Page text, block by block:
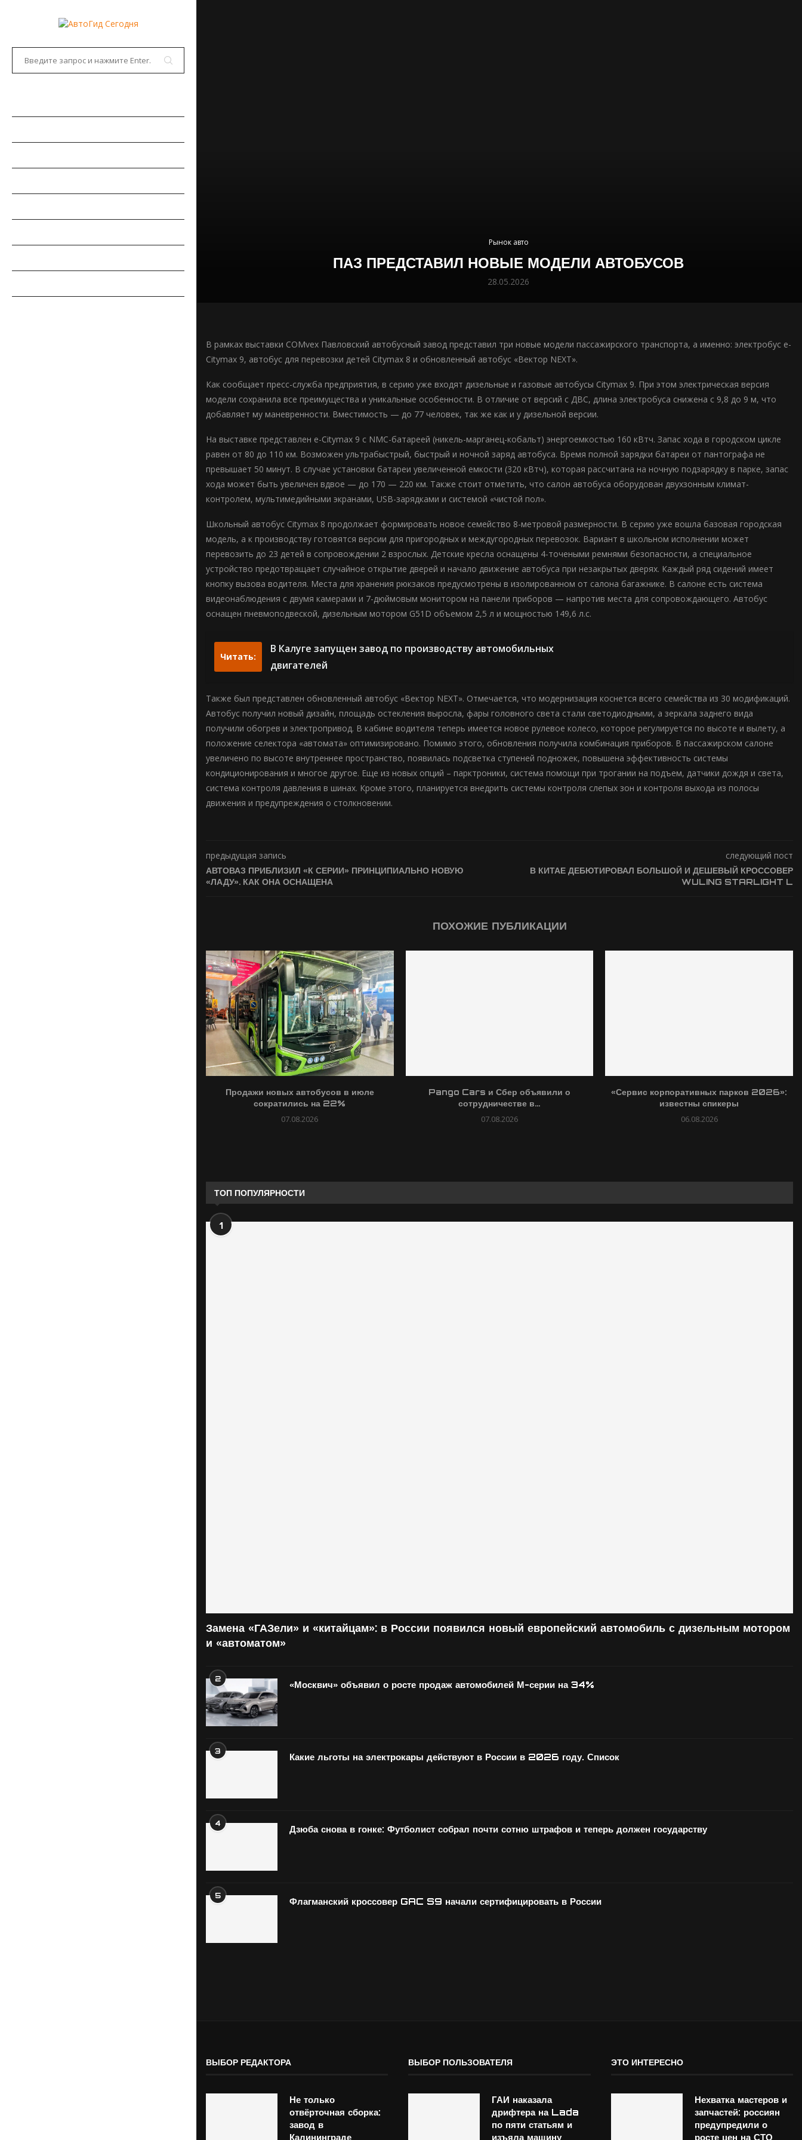
Рынок авто
ПАЗ ПРЕДСТАВИЛ НОВЫЕ МОДЕЛИ АВТОБУСОВ
28.05.2026
В рамках выставки COMvex Павловский автобусный завод представил три новые модели пассажирского транспорта, а именно: электробус e-
Citymax 9, автобус для перевозки детей Citymax 8 и обновленный автобус «Вектор NEXT».
Как сообщает пресс-служба предприятия, в серию уже входят дизельные и газовые автобусы Citymax 9. При этом электрическая версия
модели сохранила все преимущества и уникальные особенности. В отличие от версий с ДВС, длина электробуса снижена с 9,8 до 9 м, что
добавляет му маневренности. Вместимость — до 77 человек, так же как и у дизельной версии.
На выставке представлен e-Citymax 9 с NMC-батареей (никель-марганец-кобальт) энергоемкостью 160 кВтч. Запас хода в городском цикле
равен от 80 до 110 км. Возможен ультрабыстрый, быстрый и ночной заряд автобуса. Время полной зарядки батареи от пантографа не
превышает 50 минут. В случае установки батареи увеличенной емкости (320 кВтч), которая рассчитана на ночную подзарядку в парке, запас
хода может быть увеличен вдвое — до 170 — 220 км. Также стоит отметить, что салон автобуса оборудован двухзонным климат-
контролем, мультимедийными экранами, USB-зарядками и системой «чистой пол».
Школьный автобус Citymax 8 продолжает формировать новое семейство 8-метровой размерности. В серию уже вошла базовая городская
модель, а к производству готовятся версии для пригородных и междугородных перевозок. Вариант в школьном исполнении может
перевозить до 23 детей в сопровождении 2 взрослых. Детские кресла оснащены 4-точеными ремнями безопасности, а специальное
устройство предотвращает случайное открытие дверей и начало движение автобуса при незакрытых дверях. Каждый ряд сидений имеет
кнопку вызова водителя. Места для хранения рюкзаков предусмотрены в изолированном от салона багажнике. В салоне есть система
видеонаблюдения с двумя камерами и 7-дюймовым монитором на панели приборов — напротив места для сопровождающего. Автобус
оснащен пневмоподвеской, дизельным мотором G51D объемом 2,5 л и мощностью 149,6 л.с.
Читать:
В Калуге запущен завод по производству автомобильных
двигателей
Также был представлен обновленный автобус «Вектор NEXT». Отмечается, что модернизация коснется всего семейства из 30 модификаций.
Автобус получил новый дизайн, площадь остекления выросла, фары головного света стали светодиодными, а зеркала заднего вида
получили обогрев и электропривод. В кабине водителя теперь имеется новое рулевое колесо, которое регулируется по высоте и вылету, а
положение селектора «автомата» оптимизировано. Помимо этого, обновления получила комбинация приборов. В пассажирском салоне
увеличено по высоте внутреннее пространство, появилась подсветка ступеней подножек, повышена эффективность системы
кондиционирования и многое другое. Еще из новых опций – парктроники, система помощи при трогании на подъем, датчики дождя и света,
система контроля давления в шинах. Кроме этого, планируется внедрить системы контроля слепых зон и контроля выхода из полосы
движения и предупреждения о столкновении.
предыдущая запись
АВТОВАЗ ПРИБЛИЗИЛ «К СЕРИИ» ПРИНЦИПИАЛЬНО НОВУЮ
«ЛАДУ». КАК ОНА ОСНАЩЕНА
следующий пост
В КИТАЕ ДЕБЮТИРОВАЛ БОЛЬШОЙ И ДЕШЕВЫЙ КРОССОВЕР
WULING STARLIGHT L
ПОХОЖИЕ ПУБЛИКАЦИИ
Продажи новых автобусов в июле
сократились на 22%
07.08.2026
Pango Cars и Сбер объявили о
сотрудничестве в...
07.08.2026
«Сервис корпоративных парков 2026»:
известны спикеры
06.08.2026
ТОП ПОПУЛЯРНОСТИ
1
Замена «ГАЗели» и «китайцам»: в России появился новый европейский автомобиль с дизельным мотором
и «автоматом»
2
«Москвич» объявил о росте продаж автомобилей М-серии на 34%
3
Какие льготы на электрокары действуют в России в 2026 году. Список
4
Дзюба снова в гонке: Футболист собрал почти сотню штрафов и теперь должен государству
5
Флагманский кроссовер GAC S9 начали сертифицировать в России
ВЫБОР РЕДАКТОРА
Не только
отвёрточная сборка:
завод в
Калининграде
ВЫБОР ПОЛЬЗОВАТЕЛЯ
ГАИ наказала
дрифтера на Lada
по пяти статьям и
изъяла машину
ЭТО ИНТЕРЕСНО
Нехватка мастеров и
запчастей: россиян
предупредили о
росте цен на СТО